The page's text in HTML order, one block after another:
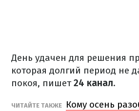
День удачен для решения
которая долгий период не
покоя, пишет24 канал.
ЧИТАЙТЕ ТАКЖЕ
Кому осень